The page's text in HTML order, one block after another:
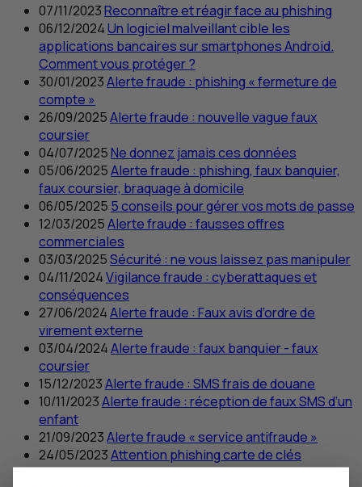
07/11/2023Reconnaître et réagir face au phishing
06/12/2024Un logiciel malveillant cible les
applications bancaires sur smartphones Android.
Comment vous protéger ?
30/01/2023Alerte fraude : phishing « fermeture de
compte »
26/09/2025Alerte fraude : nouvelle vague faux
coursier
04/07/2025Ne donnez jamais ces données
05/06/2025Alerte fraude : phishing, faux banquier,
faux coursier, braquage à domicile
06/05/2025 5 conseils pour gérer vos mots de passe
12/03/2025Alerte fraude : fausses offres
commerciales
03/03/2025Sécurité : ne vous laissez pas manipuler
04/11/2024Vigilance fraude : cyberattaques et
conséquences
27/06/2024Alerte fraude : Faux avis d’ordre de
virement externe
03/04/2024Alerte fraude : faux banquier - faux
coursier
15/12/2023Alerte fraude : SMSfrais de douane
10/11/2023Alerte fraude : réception de fauxSMSd’un
enfant
21/09/2023Alerte fraude « service antifraude »
24/05/2023Attention phishingcarte de clés
personnelles